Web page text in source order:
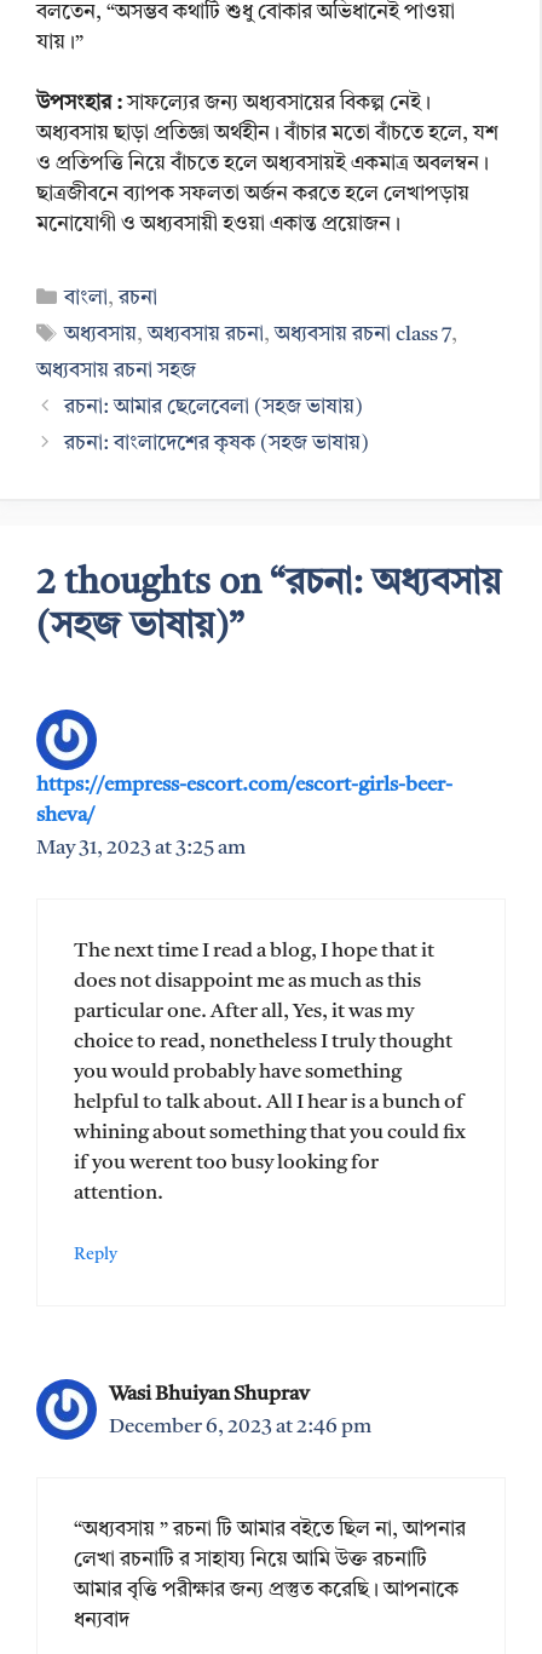
বলতেন, “অসম্ভব কথাটি শুধু বোকার অভিধানেই পাওয়া
যায়।”
উপসংহার :সাফল্যের জন্য অধ্যবসায়ের বিকল্প নেই।
অধ্যবসায় ছাড়া প্রতিজ্ঞা অর্থহীন। বাঁচার মতো বাঁচতে হলে, যশ
ও প্রতিপত্তি নিয়ে বাঁচতে হলে অধ্যবসায়ই একমাত্র অবলম্বন।
ছাত্রজীবনে ব্যাপক সফলতা অর্জন করতে হলে লেখাপড়ায়
মনোযোগী ও অধ্যবসায়ী হওয়া একান্ত প্রয়োজন।
Categories
বাংলা,রচনা
Tags
অধ্যবসায়,অধ্যবসায় রচনা,অধ্যবসায় রচনা class 7,
অধ্যবসায় রচনা সহজ
রচনা: আমার ছেলেবেলা (সহজ ভাষায়)
রচনা: বাংলাদেশের কৃষক (সহজ ভাষায়)
2 thoughts on “রচনা: অধ্যবসায়
(সহজ ভাষায়)”
https://empress-escort.com/escort-girls-beer-
sheva/
May 31, 2023 at 3:25 am
The next time I read a blog, I hope that it
does not disappoint me as much as this
particular one. After all, Yes, it was my
choice to read, nonetheless I truly thought
you would probably have something
helpful to talk about. All I hear is a bunch of
whining about something that you could fix
if you werent too busy looking for
attention.
Reply
Wasi Bhuiyan Shuprav
December 6, 2023 at 2:46 pm
“অধ্যবসায় ” রচনা টি আমার বইতে ছিল না, আপনার
লেখা রচনাটি র সাহায্য নিয়ে আমি উক্ত রচনাটি
আমার বৃত্তি পরীক্ষার জন্য প্রস্তুত করেছি। আপনাকে
ধন্যবাদ